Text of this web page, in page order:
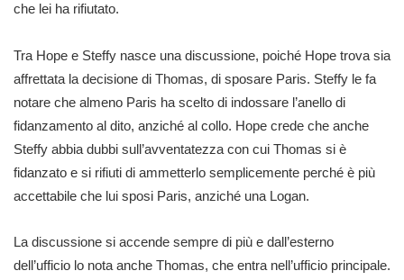
che lei ha rifiutato.
Tra Hope e Steffy nasce una discussione, poiché Hope trova sia
affrettata la decisione di Thomas, di sposare Paris. Steffy le fa
notare che almeno Paris ha scelto di indossare l’anello di
fidanzamento al dito, anziché al collo. Hope crede che anche
Steffy abbia dubbi sull’avventatezza con cui Thomas si è
fidanzato e si rifiuti di ammetterlo semplicemente perché è più
accettabile che lui sposi Paris, anziché una Logan.
La discussione si accende sempre di più e dall’esterno
dell’ufficio lo nota anche Thomas, che entra nell’ufficio principale.